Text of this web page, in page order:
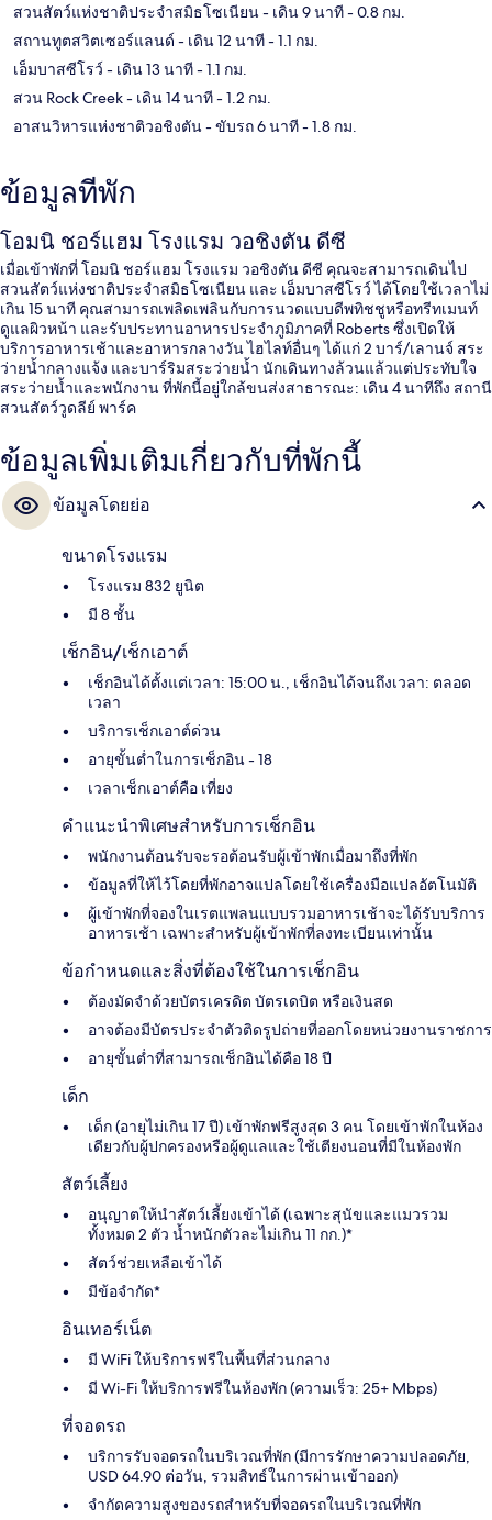
สวนสัตว์แห่งชาติประจำสมิธโซเนียน- เดิน 9 นาที- 0.8 กม.
สถานทูตสวิตเซอร์แลนด์ - เดิน 12 นาที- 1.1 กม.
เอ็มบาสซีโรว์ - เดิน 13 นาที- 1.1 กม.
สวน Rock Creek- เดิน 14 นาที- 1.2 กม.
อาสนวิหารแห่งชาติวอชิงตัน- ขับรถ 6 นาที- 1.8 กม.
ข้อมูลที่พัก
โอมนิ ชอร์แฮม โรงแรม วอชิงตัน ดีซี
เมื่อเข้าพักที่ โอมนิ ชอร์แฮม โรงแรม วอชิงตัน ดีซี คุณจะสามารถเดินไป
สวนสัตว์แห่งชาติประจำสมิธโซเนียน และ เอ็มบาสซีโรว์ ได้โดยใช้เวลาไม่
เกิน 15 นาที คุณสามารถเพลิดเพลินกับการนวดแบบดีพทิชชูหรือทรีทเมนท์
ดูแลผิวหน้า และรับประทานอาหารประจำภูมิภาคที่ Roberts ซึ่งเปิดให้
บริการอาหารเช้าและอาหารกลางวัน ไฮไลท์อื่นๆ ได้แก่ 2 บาร์/เลานจ์ สระ
ว่ายน้ำกลางแจ้ง และบาร์ริมสระว่ายน้ำ นักเดินทางล้วนแล้วแต่ประทับใจ
สระว่ายน้ำและพนักงาน ที่พักนี้อยู่ใกล้ขนส่งสาธารณะ: เดิน 4 นาทีถึง สถานี
สวนสัตว์วูดลีย์ พาร์ค
ข้อมูลเพิ่มเติมเกี่ยวกับที่พักนี้
ข้อมูลโดยย่อ
ขนาดโรงแรม
โรงแรม 832 ยูนิต
มี 8 ชั้น
เช็กอิน/เช็กเอาต์
เช็กอินได้ตั้งแต่เวลา: 15:00 น., เช็กอินได้จนถึงเวลา: ตลอด
เวลา
บริการเช็กเอาต์ด่วน
อายุขั้นต่ำในการเช็กอิน - 18
เวลาเช็กเอาต์คือ เที่ยง
คำแนะนำพิเศษสำหรับการเช็กอิน
พนักงานต้อนรับจะรอต้อนรับผู้เข้าพักเมื่อมาถึงที่พัก
ข้อมูลที่ให้ไว้โดยที่พักอาจแปลโดยใช้เครื่องมือแปลอัตโนมัติ
ผู้เข้าพักที่จองในเรตแพลนแบบรวมอาหารเช้าจะได้รับบริการ
อาหารเช้า เฉพาะสำหรับผู้เข้าพักที่ลงทะเบียนเท่านั้น
ข้อกำหนดและสิ่งที่ต้องใช้ในการเช็กอิน
ต้องมัดจำด้วยบัตรเครดิต บัตรเดบิต หรือเงินสด
อาจต้องมีบัตรประจำตัวติดรูปถ่ายที่ออกโดยหน่วยงานราชการ
อายุขั้นต่ำที่สามารถเช็กอินได้คือ 18 ปี
เด็ก
เด็ก (อายุไม่เกิน 17 ปี) เข้าพักฟรีสูงสุด 3 คน โดยเข้าพักในห้อง
เดียวกับผู้ปกครองหรือผู้ดูแลและใช้เตียงนอนที่มีในห้องพัก
สัตว์เลี้ยง
อนุญาตให้นำสัตว์เลี้ยงเข้าได้ (เฉพาะสุนัขและแมวรวม
ทั้งหมด 2 ตัว น้ำหนักตัวละไม่เกิน 11 กก.)*
สัตว์ช่วยเหลือเข้าได้
มีข้อจำกัด*
อินเทอร์เน็ต
มี WiFi ให้บริการฟรีในพื้นที่ส่วนกลาง
มี Wi-Fi ให้บริการฟรีในห้องพัก (ความเร็ว: 25+ Mbps)
ที่จอดรถ
บริการรับจอดรถในบริเวณที่พัก (มีการรักษาความปลอดภัย,
USD 64.90 ต่อวัน, รวมสิทธ์ในการผ่านเข้าออก)
จำกัดความสูงของรถสำหรับที่จอดรถในบริเวณที่พัก